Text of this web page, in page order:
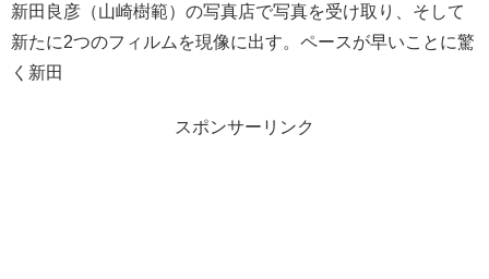
新田良彦（山崎樹範）の写真店で写真を受け取り、そして
新たに2つのフィルムを現像に出す。ペースが早いことに驚
く新田
スポンサーリンク